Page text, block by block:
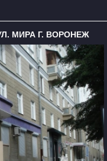
МИРА Г. ВОРОНЕЖ